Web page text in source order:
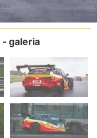
- galeria